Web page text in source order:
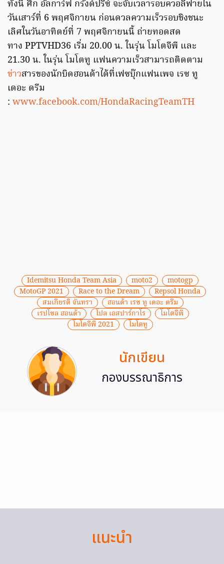
ทั้งนี้ ศึก อัลการ์ฟ กรังด์ปรีซ์ จะจับเวลารอบควอลิฟายใน
วันเสาร์ที่ 6 พฤศจิกายน ก่อนดวลความเร็วรอบชิงชนะ
เลิศในวันอาทิตย์ที่ 7 พฤศจิกายนนี้ ถ่ายทอดสด
ทาง PPTVHD36 เริ่ม 20.00 น. ในรุ่น โมโตจีพี และ
21.30 น. ในรุ่น โมโตทู แฟนความเร็วสามารถติดตาม
ข่าวสารของนักบิดฮอนด้าได้ที่เฟซบุ๊กแฟนเพจ เรซ ทู
เดอะ ดรีม
: www.facebook.com/HondaRacingTeamTH
Idemitsu Honda Team Asia moto2
motogp
MotoGP 2021
Race to the Dream
Repsol Honda
สมเกียรติ จันทรา
ฮอนด้า เรซ ทู เดอะ ดรีม
เรปโซล ฮอนด้า
โปล เอสปาร์กาโร
โมโตจีพี
โมโตจีพี 2021
โมโตทู
นักเขียน
กองบรรณาธิการ
แนะนำ